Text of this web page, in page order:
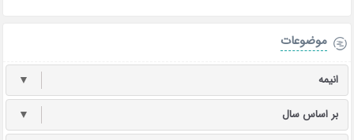
موضوعات
انیمه ▼
بر اساس سال ▼